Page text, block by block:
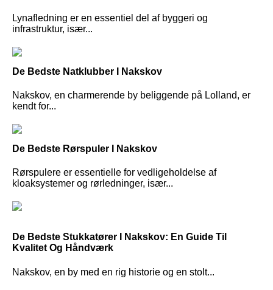
Lynafledning er en essentiel del af byggeri og
infrastruktur, især...
De Bedste Natklubber I Nakskov
Nakskov, en charmerende by beliggende på Lolland, er
kendt for...
De Bedste Rørspuler I Nakskov
Rørspulere er essentielle for vedligeholdelse af
kloaksystemer og rørledninger, især...
De Bedste Stukkatører I Nakskov: En Guide Til
Kvalitet Og Håndværk
Nakskov, en by med en rig historie og en stolt...